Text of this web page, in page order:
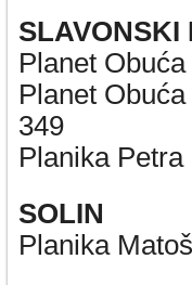
SLAVONSKI
Planet
Planet
349
Planika
SOLIN
Planika